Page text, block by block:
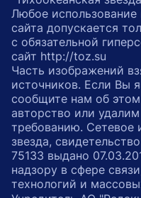
Любое
сайта допускается
с обязательной
сайт http://toz.su
Часть изображений
источников. Если Вы
сообщите нам об
авторство или
требованию. Сетевое
звезда,
75133 выдано
надзору в сфере
технологий и